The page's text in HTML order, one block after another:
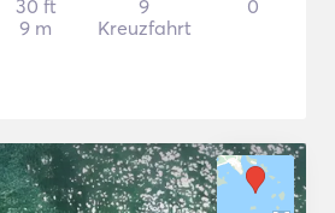
30 ft
9 m
9
Kreuzfahrt
0